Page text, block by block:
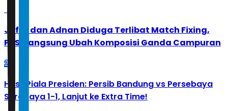
Jafar dan Adnan Diduga Terlibat Match Fixing,
PBSI Langsung Ubah Komposisi Ganda Campuran
2
Hasil Piala Presiden: Persib Bandung vs Persebaya
Surabaya 1-1, Lanjut ke Extra Time!